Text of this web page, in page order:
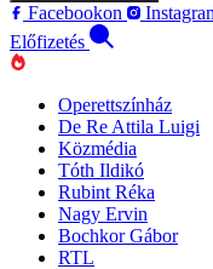
Facebookon
Előfizetés
Operettszínház
De Re Attila Luigi
Közmédia
Tóth Ildikó
Rubint Réka
Nagy Ervin
Bochkor Gábor
RTL